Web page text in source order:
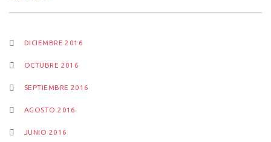
DICIEMBRE 2016
OCTUBRE 2016
SEPTIEMBRE 2016
AGOSTO 2016
JUNIO 2016